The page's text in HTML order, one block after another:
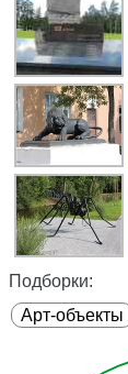
Подборки:
Арт-объекты